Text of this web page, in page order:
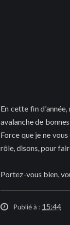
En cette fin
avalanche de
Force que je ne
rôle, disons, pour
Portez-vous bien,
Publié à : 15:44